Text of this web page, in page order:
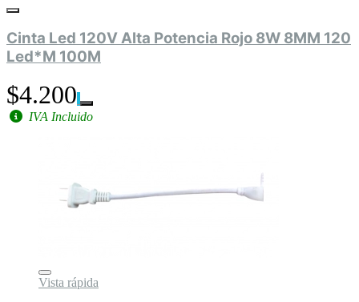
Cinta Led 120V Alta Potencia Rojo 8W 8MM 120
Led*M 100M
$4.200
IVA Incluido
Vista rápida